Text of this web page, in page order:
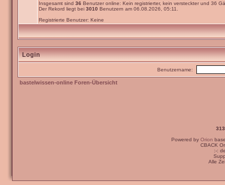
Insgesamt sind 36 Benutzer online: Kein registrierter, kein versteckter und 36
Der Rekord liegt bei 3010 Benutzern am 06.08.2026, 05:11.
Registrierte Benutzer: Keine
Login
Benutzername:
bastelwissen-online Foren-Übersicht
Powered by Orion
CBACK
:-:
Alle